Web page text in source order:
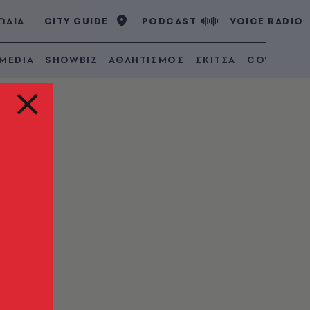
CITY GUIDE PODCAST VOICE RADIO
SHOWBIZ ΑΘΛΗΤΙΣΜΟΣ ΣΚΙΤΣΑ COVID 19